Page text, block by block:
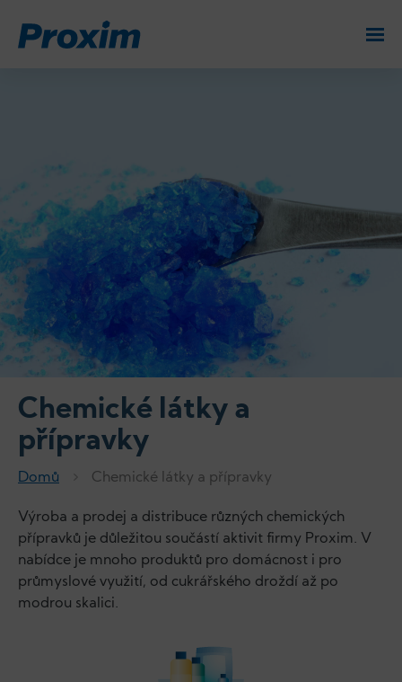
Chemické látky a
přípravky
Domů Chemické látky a přípravky
Výroba a prodej a distribuce různých chemických
přípravků je důležitou součástí aktivit firmy Proxim. V
nabídce je mnoho produktů pro domácnost i pro
průmyslové využití, od cukrářského droždí až po
modrou skalici.